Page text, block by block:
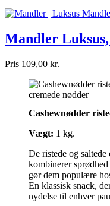
Mandler
Pris 109,00 kr.
Cashewnødder
Vægt: 1 kg.
De ristede og
kombinerer
gør dem populære
En klassisk snack,
nydelse til enhver